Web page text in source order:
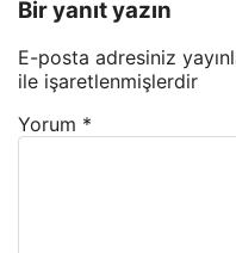
Bir yanıt yazın
E-posta adresiniz
ile işaretlenmişlerdir
Yorum *